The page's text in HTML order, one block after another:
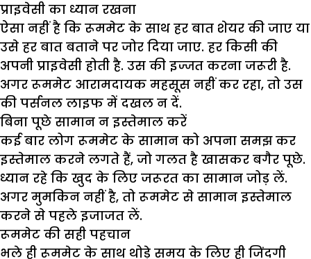
प्राइवेसी का ध्यान रखना
ऐसा नहीं है कि रूममेट के साथ हर बात शेयर की जाए या
उसे हर बात बताने पर जोर दिया जाए. हर किसी की
अपनी प्राइवेसी होती है. उस की इज्जत करना जरूरी है.
अगर रूममेट आरामदायक महसूस नहीं कर रहा, तो उस
की पर्सनल लाइफ में दखल न दें.
बिना पूछे सामान न इस्तेमाल करें
कई बार लोग रूममेट के सामान को अपना समझ कर
इस्तेमाल करने लगते हैं, जो गलत है खासकर बगैर पूछे.
ध्यान रहे कि खुद के लिए जरूरत का सामान जोड़ लें.
अगर मुमकिन नहीं है, तो रूममेट से सामान इस्तेमाल
करने से पहले इजाजत लें.
रूममेट की सही पहचान
भले ही रूममेट के साथ थोड़े समय के लिए ही जिंदगी